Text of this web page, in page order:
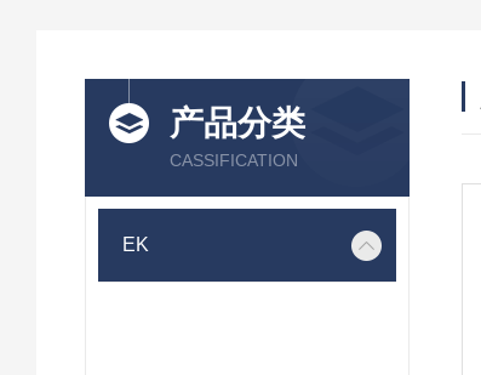
产品分类
CASSIFICATION
EK